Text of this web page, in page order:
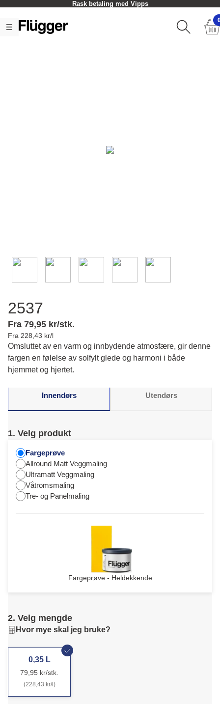
Rask betaling med Vipps
2537
Fra 79,95 kr/stk.
Fra 228,43 kr/l
Omsluttet av en varm og innbydende atmosfære, gir denne
fargen en følelse av solfylt glede og harmoni i både
hjemmet og hjertet.
Innendørs Utendørs
1. Velg produkt
Fargeprøve
Allround Matt Veggmaling
Ultramatt Veggmaling
Våtromsmaling
Tre- og Panelmaling
Fargeprøve - Heldekkende
2. Velg mengde
Hvor mye skal jeg bruke?
0,35 L
79,95 kr/stk.
(228,43 kr/l)